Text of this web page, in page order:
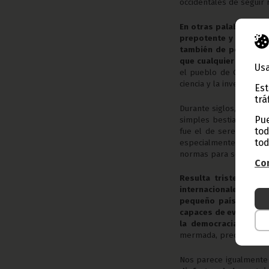
occidentales de seguir
En otras palabras,
prepotente y
también de poseer
que cualquier otro
el pueblo de Guinea
ciencia y la
Durante siglos, el
simples bestias a las
fue el de seres
especialmente los
normas para ser
Resulta triste
internacionales nos
pequeño país,
capaces de
la democracia
mermada,
Nos parece